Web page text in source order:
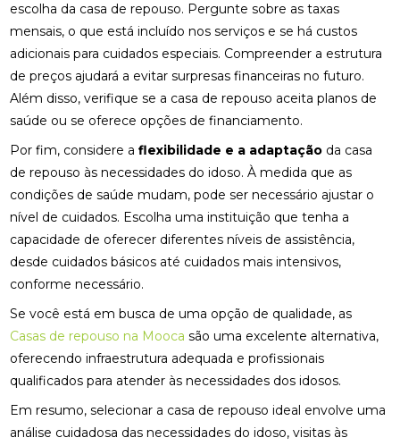
escolha da casa de repouso. Pergunte sobre as taxas
mensais, o que está incluído nos serviços e se há custos
adicionais para cuidados especiais. Compreender a estrutura
de preços ajudará a evitar surpresas financeiras no futuro.
Além disso, verifique se a casa de repouso aceita planos de
saúde ou se oferece opções de financiamento.
Por fim, considere aflexibilidade e a adaptação da casa
de repouso às necessidades do idoso. À medida que as
condições de saúde mudam, pode ser necessário ajustar o
nível de cuidados. Escolha uma instituição que tenha a
capacidade de oferecer diferentes níveis de assistência,
desde cuidados básicos até cuidados mais intensivos,
conforme necessário.
Se você está em busca de uma opção de qualidade, as
Casas de repouso na Mooca são uma excelente alternativa,
oferecendo infraestrutura adequada e profissionais
qualificados para atender às necessidades dos idosos.
Em resumo, selecionar a casa de repouso ideal envolve uma
análise cuidadosa das necessidades do idoso, visitas às